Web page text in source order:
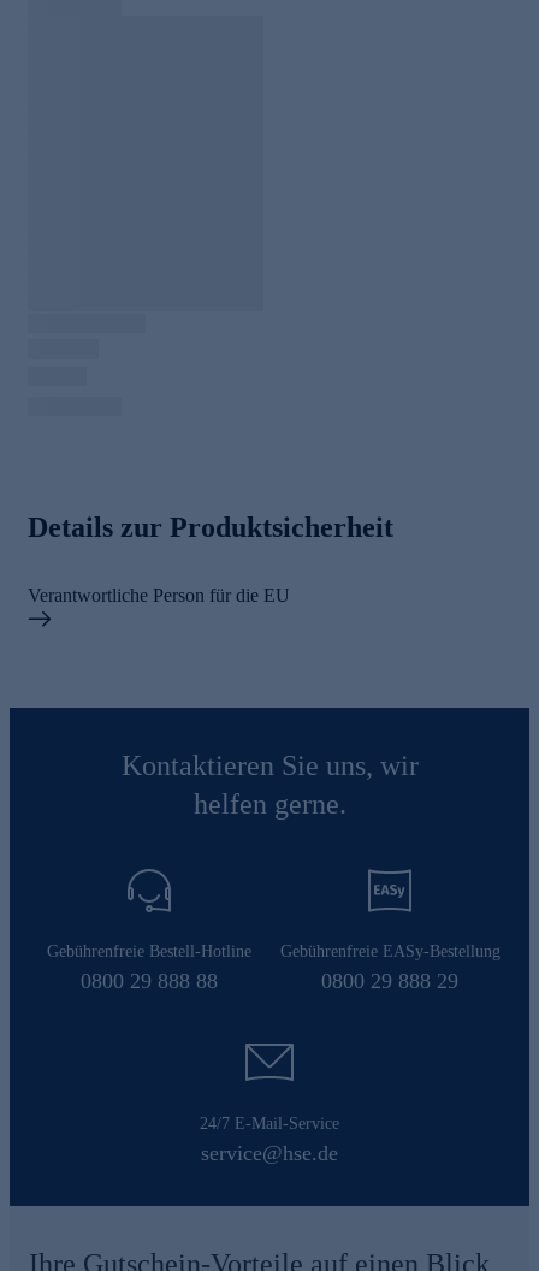
Details zur Produktsicherheit
Verantwortliche Person für die EU
Kontaktieren Sie uns, wir
helfen gerne.
Gebührenfreie Bestell-Hotline
0800 29 888 88
Gebührenfreie EASy-Bestellung
0800 29 888 29
24/7 E-Mail-Service
service@hse.de
Ihre Gutschein-Vorteile auf einen Blick